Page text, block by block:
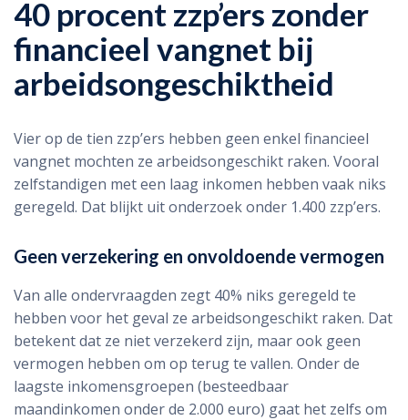
40 procent zzp’ers zonder
financieel vangnet bij
arbeidsongeschiktheid
Vier op de tien zzp’ers hebben geen enkel financieel
vangnet mochten ze arbeidsongeschikt raken. Vooral
zelfstandigen met een laag inkomen hebben vaak niks
geregeld. Dat blijkt uit onderzoek onder 1.400 zzp’ers.
Geen verzekering en onvoldoende vermogen
Van alle ondervraagden zegt 40% niks geregeld te
hebben voor het geval ze arbeidsongeschikt raken. Dat
betekent dat ze niet verzekerd zijn, maar ook geen
vermogen hebben om op terug te vallen. Onder de
laagste inkomensgroepen (besteedbaar
maandinkomen onder de 2.000 euro) gaat het zelfs om